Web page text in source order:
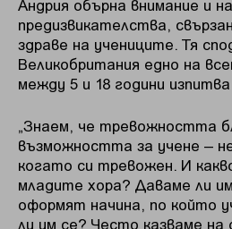
Андрия обърна внимание и
предизвикателства,
здраве на учениците. Тя
Великобритания едно на
между 5 и 18 години
„Знаем, че тревожността
възможността за учене –
когато си тревожен. И
младите хора? Даваме ли
оформят начина, по който
ли им се? Често казваме на